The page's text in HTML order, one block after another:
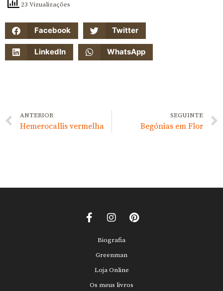
23 Vizualizações
Facebook Twitter
LinkedIn WhatsApp
ANTERIOR
Hemerocallis vermelha
SEGUINTE
Begónias em Flor
Biografia
Greenman
Loja Online
Os meus livros